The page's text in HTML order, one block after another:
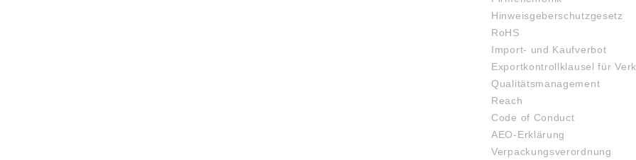
Hinweisgeberschutzgesetz
RoHS
Import- und Kaufverbot
Exportkontrollklausel für
Qualitätsmanagement
Reach
Code of Conduct
AEO-Erklärung
Verpackungsverordnung